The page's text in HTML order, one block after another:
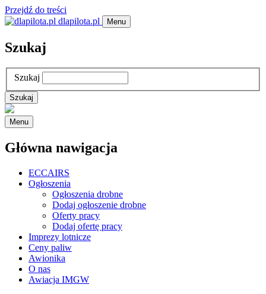
Przejdź do treści
dlapilota.pl
Menu
Szukaj
Szukaj
Menu
Główna nawigacja
ECCAIRS
Ogłoszenia
Ogłoszenia drobne
Dodaj ogłoszenie drobne
Oferty pracy
Dodaj ofertę pracy
Imprezy lotnicze
Ceny paliw
Awionika
O nas
Awiacja IMGW